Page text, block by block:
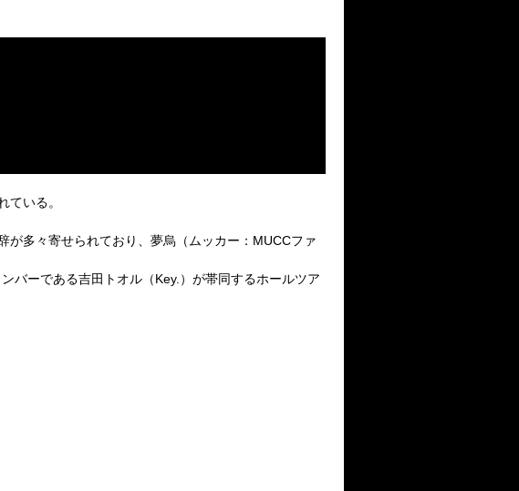
ている。
が多々寄せられており、夢烏（ムッカー：MUCCファ
バーである吉田トオル（Key.）が帯同するホールツア